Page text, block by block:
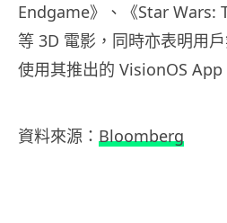
Endgame》、《Star Wars:
等 3D 電影，同時亦表明用
使用其推出的 VisionOS App
資料來源： Bloomberg